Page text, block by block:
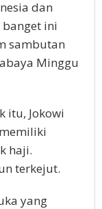
dan
banget ini
sambutan
Minggu
itu, Jokowi
haji.
terkejut.
yang